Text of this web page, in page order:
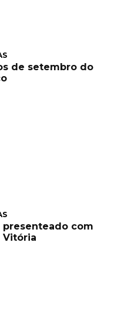
de setembro do
presenteado com
Vitória